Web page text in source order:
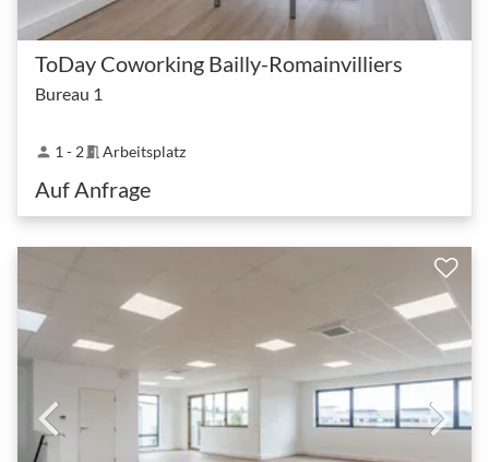
ToDay Coworking Bailly-Romainvilliers
Bureau 1
person 1 - 2meeting_room Arbeitsplatz
Auf Anfrage